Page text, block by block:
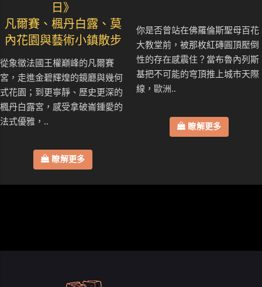
日》
凡爾賽、楓丹白露、莫
內花園與藝術小鎮散步
從象徵法國王權巔峰的凡爾賽
宮，走進金碧輝煌的鏡廳與幾何
式花園；到更寧靜、歷史更深的
楓丹白露宮，感受拿破崙鍾愛的
法式優雅，..
瞭解更多
你是否曾站在佛羅倫斯聖母百花
大教堂前，被那枚紅磚圓頂壓倒
性的存在感震住？當布魯內列斯
基把不可能的穹頂推上城市天際
線，歐洲..
瞭解更多